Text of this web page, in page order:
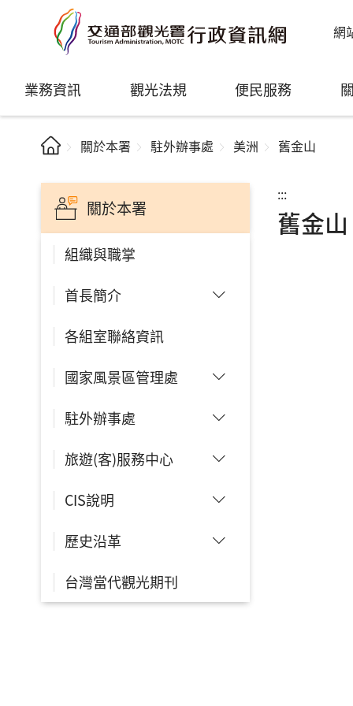
網
業務資訊 觀光法規 便民服務
關於本署 駐外辦事處 美洲 舊金山
關於本署
組織與職掌
首長簡介
各組室聯絡資訊
國家風景區管理處
駐外辦事處
旅遊(客)服務中心
CIS說明
歷史沿革
台灣當代觀光期刊
:::
舊金山